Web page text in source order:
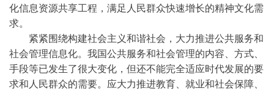
化信息资源共享工程，满足人民群众快速增长的精神文化需
求。
紧紧围绕构建社会主义和谐社会，大力推进公共服务和
社会管理信息化。我国公共服务和社会管理的内容、方式、
手段等已发生了很大变化，但还不能完全适应时代发展的要
求和人民群众的需要。应大力推进教育、就业和社会保障、